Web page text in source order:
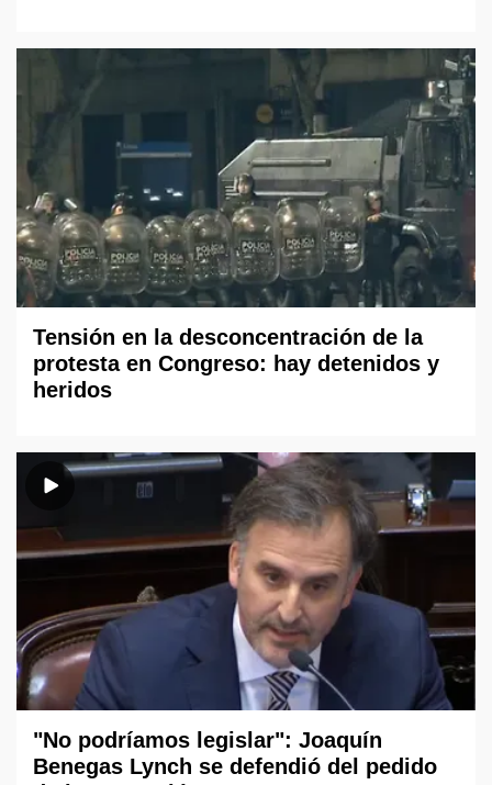
Tensión en la desconcentración de la
protesta en Congreso: hay detenidos y
heridos
"No podríamos legislar": Joaquín
Benegas Lynch se defendió del pedido